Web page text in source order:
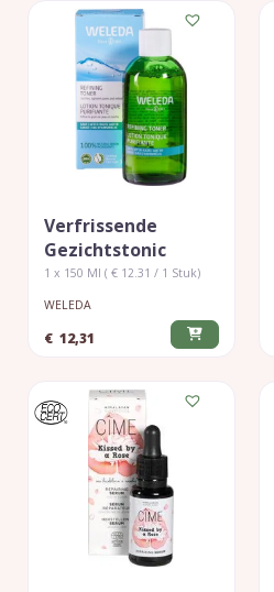
Verfrissende
Gezichtstonic
1 x 150 Ml ( € 12.31 / 1 Stuk)
WELEDA
€ 12,31